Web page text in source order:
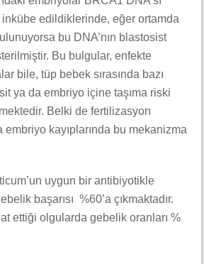
edildiklerinde, eğer ortamda
bu DNA’nın blastosist
Bu bulgular, enfekte
bile, tüp bebek sırasında bazı
ya da embriyo içine taşıma riski
Belki de fertilizasyon
embriyo kayıplarında bu mekanizma
uygun bir antibiyotikle
başarısı %60’a çıkmaktadır.
ettiği olgularda gebelik oranları %